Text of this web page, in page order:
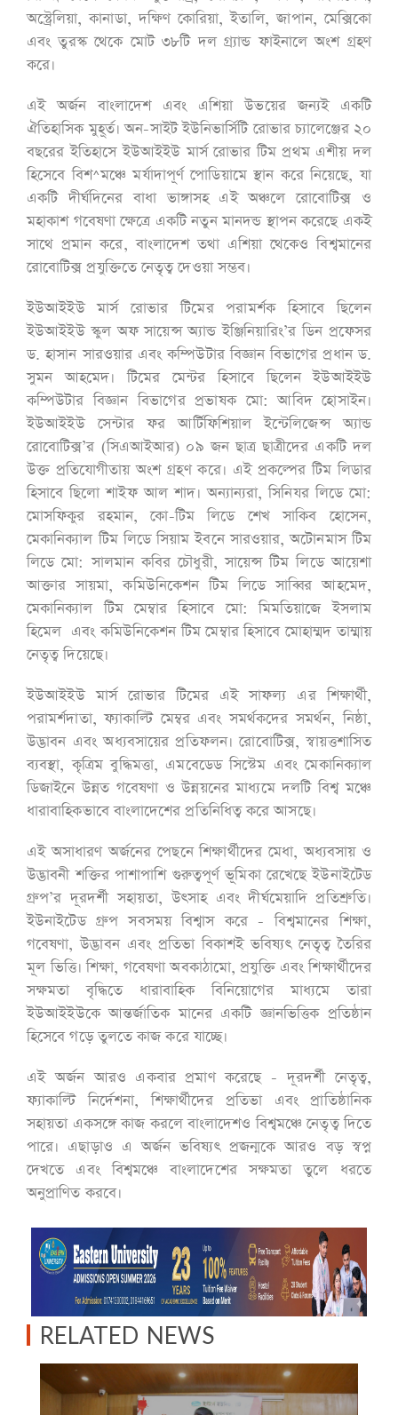
অস্ট্রেলিয়া, কানাডা, দক্ষিণ কোরিয়া, ইতালি, জাপান, মেক্সিকো
এবং তুরস্ক থেকে মোট ৩৮টি দল গ্র্যান্ড ফাইনালে অংশ গ্রহণ
করে।
এই অর্জন বাংলাদেশ এবং এশিয়া উভয়ের জন্যই একটি
ঐতিহাসিক মুহূর্ত। অন-সাইট ইউনিভার্সিটি রোভার চ্যালেঞ্জের ২০
বছরের ইতিহাসে ইউআইইউ মার্স রোভার টিম প্রথম এশীয় দল
হিসেবে বিশ^মঞ্চে মর্যাদাপূর্ণ পোডিয়ামে স্থান করে নিয়েছে, যা
একটি দীর্ঘদিনের বাধা ভাঙ্গাসহ এই অঞ্চলে রোবোটিক্স ও
মহাকাশ গবেষণা ক্ষেত্রে একটি নতুন মানদন্ড স্থাপন করেছে একই
সাথে প্রমান করে, বাংলাদেশ তথা এশিয়া থেকেও বিশ্বমানের
রোবোটিক্স প্রযুক্তিতে নেতৃত্ব দেওয়া সম্ভব।
ইউআইইউ মার্স রোভার টিমের পরামর্শক হিসাবে ছিলেন
ইউআইইউ স্কুল অফ সায়েন্স অ্যান্ড ইঞ্জিনিয়ারিং’র ডিন প্রফেসর
ড. হাসান সারওয়ার এবং কম্পিউটার বিজ্ঞান বিভাগের প্রধান ড.
সুমন আহমেদ। টিমের মেন্টর হিসাবে ছিলেন ইউআইইউ
কম্পিউটার বিজ্ঞান বিভাগের প্রভাষক মো: আবিদ হোসাইন।
ইউআইইউ সেন্টার ফর আর্টিফিশিয়াল ইন্টেলিজেন্স অ্যান্ড
রোবোটিক্স’র (সিএআইআর) ০৯ জন ছাত্র ছাত্রীদের একটি দল
উক্ত প্রতিযোগীতায় অংশ গ্রহণ করে। এই প্রকল্পের টিম লিডার
হিসাবে ছিলো শাইফ আল শাদ। অন্যান্যরা, সিনিযর লিডে মো:
মোসফিকুর রহমান, কো-টিম লিডে শেখ সাকিব হোসেন,
মেকানিক্যাল টিম লিডে সিয়াম ইবনে সারওয়ার, অটোনমাস টিম
লিডে মো: সালমান কবির চৌধুরী, সায়েন্স টিম লিডে আয়েশা
আক্তার সায়মা, কমিউনিকেশন টিম লিডে সাব্বির আহমেদ,
মেকানিক্যাল টিম মেম্বার হিসাবে মো: মিমতিয়াজে ইসলাম
হিমেল এবং কমিউনিকেশন টিম মেম্বার হিসাবে মোহাম্মদ তাম্মায়
নেতৃত্ব দিয়েছে।
ইউআইইউ মার্স রোভার টিমের এই সাফল্য এর শিক্ষার্থী,
পরামর্শদাতা, ফ্যাকাল্টি মেম্বর এবং সমর্থকদের সমর্থন, নিষ্ঠা,
উদ্ভাবন এবং অধ্যবসায়ের প্রতিফলন। রোবোটিক্স, স্বায়ত্তশাসিত
ব্যবস্থা, কৃত্রিম বুদ্ধিমত্তা, এমবেডেড সিস্টেম এবং মেকানিক্যাল
ডিজাইনে উন্নত গবেষণা ও উন্নয়নের মাধ্যমে দলটি বিশ্ব মঞ্চে
ধারাবাহিকভাবে বাংলাদেশের প্রতিনিধিত্ব করে আসছে।
এই অসাধারণ অর্জনের পেছনে শিক্ষার্থীদের মেধা, অধ্যবসায় ও
উদ্ভাবনী শক্তির পাশাপাশি গুরুত্বপূর্ণ ভূমিকা রেখেছে ইউনাইটেড
গ্রুপ’র দূরদর্শী সহায়তা, উৎসাহ এবং দীর্ঘমেয়াদি প্রতিশ্রুতি।
ইউনাইটেড গ্রুপ সবসময় বিশ্বাস করে - বিশ্বমানের শিক্ষা,
গবেষণা, উদ্ভাবন এবং প্রতিভা বিকাশই ভবিষ্যৎ নেতৃত্ব তৈরির
মূল ভিত্তি। শিক্ষা, গবেষণা অবকাঠামো, প্রযুক্তি এবং শিক্ষার্থীদের
সক্ষমতা বৃদ্ধিতে ধারাবাহিক বিনিয়োগের মাধ্যমে তারা
ইউআইইউকে আন্তর্জাতিক মানের একটি জ্ঞানভিত্তিক প্রতিষ্ঠান
হিসেবে গড়ে তুলতে কাজ করে যাচ্ছে।
এই অর্জন আরও একবার প্রমাণ করেছে - দূরদর্শী নেতৃত্ব,
ফ্যাকাল্টি নির্দেশনা, শিক্ষার্থীদের প্রতিভা এবং প্রাতিষ্ঠানিক
সহায়তা একসঙ্গে কাজ করলে বাংলাদেশও বিশ্বমঞ্চে নেতৃত্ব দিতে
পারে। এছাড়াও এ অর্জন ভবিষ্যৎ প্রজন্মকে আরও বড় স্বপ্ন
দেখতে এবং বিশ্বমঞ্চে বাংলাদেশের সক্ষমতা তুলে ধরতে
অনুপ্রাণিত করবে।
RELATED NEWS